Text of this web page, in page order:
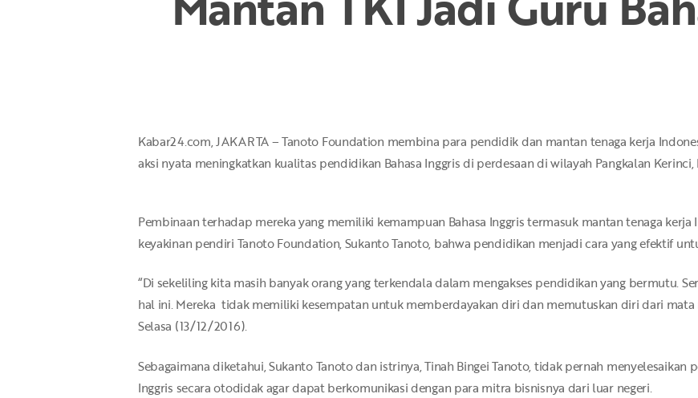
Kabar24.com, JAKARTA – Tanoto Foundation membina para pendidik dan mantan tenaga kerja
aksi nyata meningkatkan kualitas pendidikan Bahasa Inggris di perdesaan di wilayah Pangkalan Kerinci,
Pembinaan terhadap mereka yang memiliki kemampuan Bahasa Inggris termasuk mantan tenaga
keyakinan pendiri Tanoto Foundation, Sukanto Tanoto, bahwa pendidikan menjadi cara yang efektif
“Di sekeliling kita masih banyak orang yang terkendala dalam mengakses pendidikan yang bermutu.
hal ini. Mereka tidak memiliki kesempatan untuk memberdayakan diri dan memutuskan diri dari mata
Selasa (13/12/2016).
Sebagaimana diketahui, Sukanto Tanoto dan istrinya, Tinah Bingei Tanoto, tidak pernah menyelesaikan
Inggris secara otodidak agar dapat berkomunikasi dengan para mitra bisnisnya dari luar negeri.